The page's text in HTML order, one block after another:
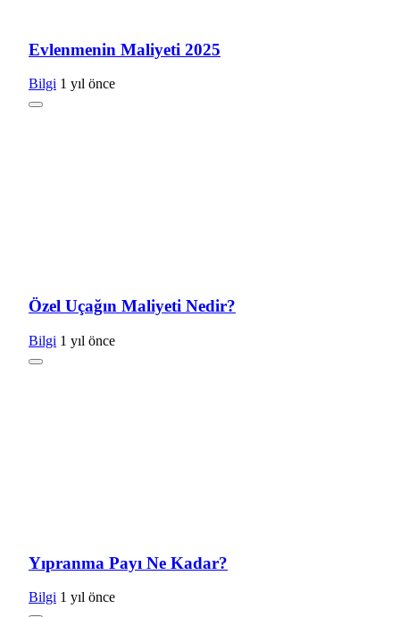
Evlenmenin Maliyeti 2025
Bilgi 1 yıl önce
Özel Uçağın Maliyeti Nedir?
Bilgi 1 yıl önce
Yıpranma Payı Ne Kadar?
Bilgi 1 yıl önce